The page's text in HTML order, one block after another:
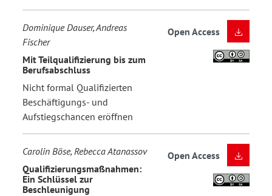
Dominique Dauser, Andreas
Fischer
Mit Teilqualifizierung bis zum
Berufsabschluss
Nicht formal Qualifizierten
Beschäftigungs- und
Aufstiegschancen eröffnen
Open Access
Carolin Böse, Rebecca Atanassov
Qualifizierungsmaßnahmen:
Ein Schlüssel zur
Beschleunigung
Open Access